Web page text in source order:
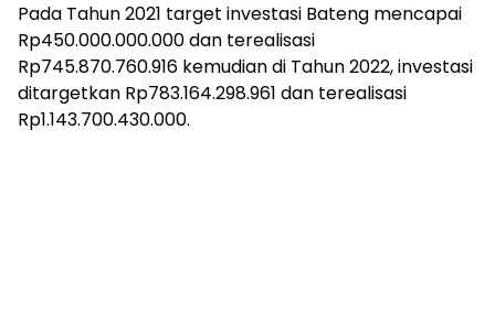
Pada Tahun 2021 target investasi Bateng mencapai
Rp450.000.000.000 dan terealisasi
Rp745.870.760.916 kemudian di Tahun 2022, investasi
ditargetkan Rp783.164.298.961 dan terealisasi
Rp1.143.700.430.000.